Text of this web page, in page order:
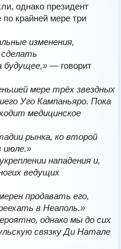
однако президент
крайней мере три
изменения,
будущее,» — говорит
мере трёх звездных
Уго Кампаньяро. Пока
медицинское
рынка, ко второй
июле.»
нападения и,
ведущих
продавать его,
в Неаполь.»
однако мы до сих
связку Ди Натале